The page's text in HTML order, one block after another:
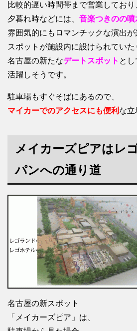
比較的遅い時間帯まで営業しており
夕暮れ時などには、 音楽つきのの噴
雰囲気的にもロマンチックな演出が
スポットが施設内に設けられていた
名古屋の新たなデートスポット とし
活躍しそうです。
駐車場もすぐそばにあるので、
マイカーでのアクセスにも便利 な立
メイカーズピアはレ
パンへの通り道
名古屋の新スポット
「メイカーズピア」は、